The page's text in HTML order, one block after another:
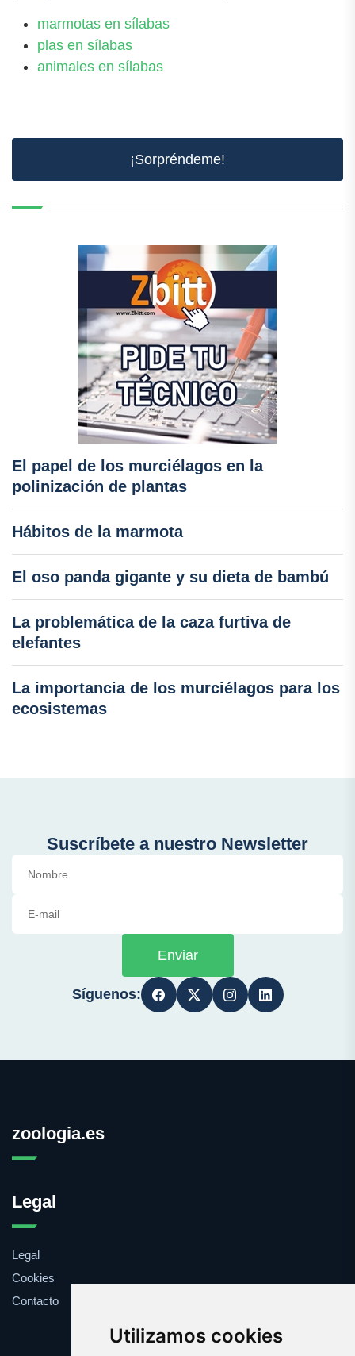
Utilizamos cookies
marmotas en sílabas
plas en sílabas
animales en sílabas
¡Sorpréndeme!
El papel de los murciélagos en la
polinización de plantas
Hábitos de la marmota
El oso panda gigante y su dieta de bambú
La problemática de la caza furtiva de
elefantes
La importancia de los murciélagos para los
ecosistemas
Suscríbete a nuestro Newsletter
Enviar
Síguenos:
zoologia.es
Legal
Legal
Cookies
Contacto